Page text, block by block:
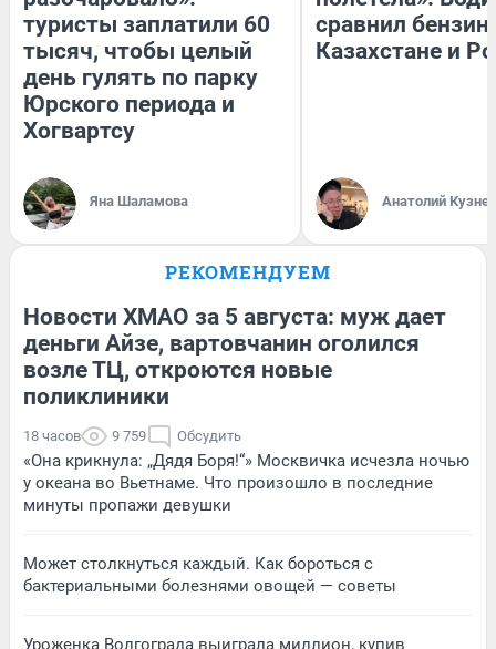
туристы заплатили 60
тысяч, чтобы целый
день гулять по парку
Юрского периода и
Хогвартсу
Яна Шаламова
сравнил бензин
Казахстане и
Анатолий
РЕКОМЕНДУЕМ
Новости ХМАО за 5 августа: муж дает
деньги Айзе, вартовчанин оголился
возле ТЦ, откроются новые
поликлиники
18 часов 9 759 Обсудить
«Она крикнула: „Дядя Боря!“» Москвичка исчезла ночью
у океана во Вьетнаме. Что произошло в последние
минуты пропажи девушки
Может столкнуться каждый. Как бороться с
бактериальными болезнями овощей — советы
Уроженка Волгограда выиграла миллион, купив